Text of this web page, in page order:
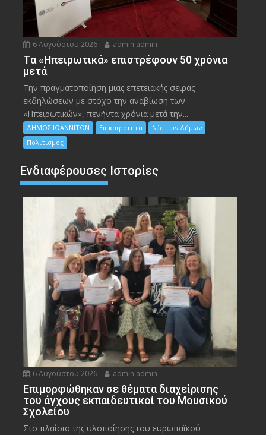
6 Αυγούστου 2026 admin admin
Tα «Ηπειρωτικά» επιστρέφουν 50 χρόνια
μετά
Την πραγματοποίηση μιας επετειακής σειράς
εκδηλώσεων με στόχο την αναβίωση των
«Ηπειρωτικών», πενήντα χρόνια μετά την...
ΔΗΜΟΣ ΙΩΑΝΝΙΤΩΝ Επικαιρότητα
Νέα των Δήμων
Πολιτισμός
Ενδιαφέρουσες Ιστορίες
6 Αυγούστου 2026 admin admin
Eπιμορφώθηκαν σε θέματα διαχείρισης
του άγχους εκπαιδευτικοί του Μουσικού
Σχολείου
Στο πλαίσιο της υλοποίησης του ευρωπαϊκού